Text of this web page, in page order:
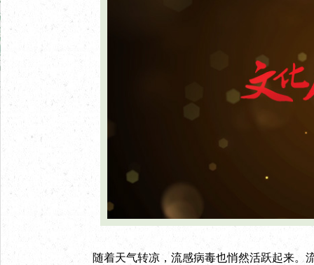
随着天气转凉，流感病毒也悄然活跃起来。